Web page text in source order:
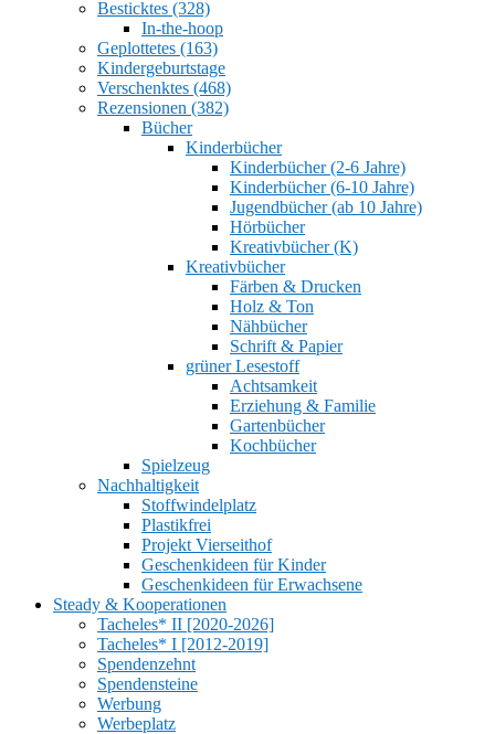
Besticktes (328)
In-the-hoop
Geplottetes (163)
Kindergeburtstage
Verschenktes (468)
Rezensionen (382)
Bücher
Kinderbücher
Kinderbücher (2-6 Jahre)
Kinderbücher (6-10 Jahre)
Jugendbücher (ab 10 Jahre)
Hörbücher
Kreativbücher (K)
Kreativbücher
Färben & Drucken
Holz & Ton
Nähbücher
Schrift & Papier
grüner Lesestoff
Achtsamkeit
Erziehung & Familie
Gartenbücher
Kochbücher
Spielzeug
Nachhaltigkeit
Stoffwindelplatz
Plastikfrei
Projekt Vierseithof
Geschenkideen für Kinder
Geschenkideen für Erwachsene
Steady & Kooperationen
Tacheles* II [2020-2026]
Tacheles* I [2012-2019]
Spendenzehnt
Spendensteine
Werbung
Werbeplatz